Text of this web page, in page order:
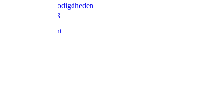
Tyleen benodigdheden
Tyleenslang
Lange bocht